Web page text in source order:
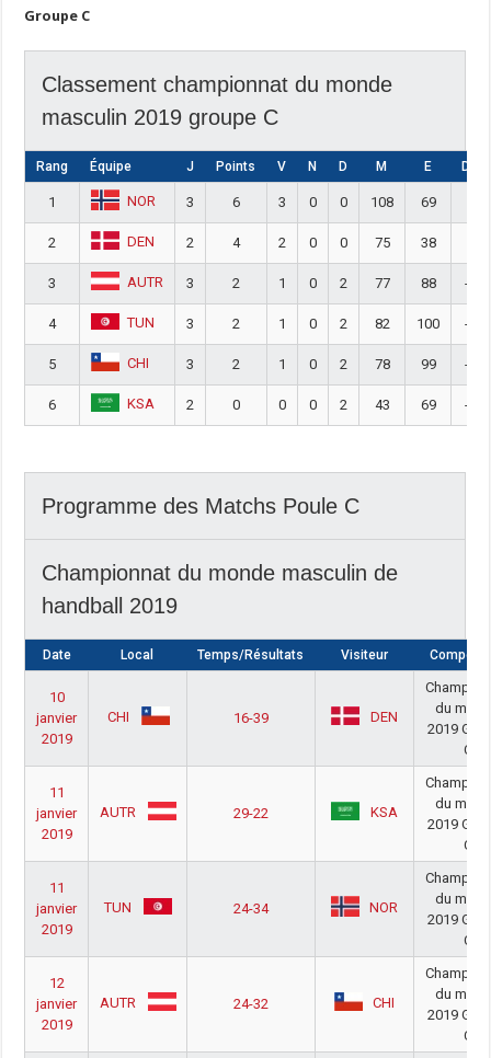
Groupe C
Classement championnat du monde
masculin 2019 groupe C
Rang Équipe J Points V N D M E DIFF
1 NOR 3 6 3 0 0 108 69
2 DEN 2 4 2 0 0 75 38
3 AUTR 3 2 1 0 2 77 88 -11
4 TUN 3 2 1 0 2 82 100 -18
5 CHI 3 2 1 0 2 78 99 -21
6 KSA 2 0 0 0 2 43 69 -26
Programme des Matchs Poule C
Championnat du monde masculin de
handball 2019
Date Local Temps/Résultats Visiteur
10
janvier
2019
CHI 16-39 DEN
du
2019
C
11
janvier
2019
AUTR 29-22 KSA
du
2019
C
11
janvier
2019
TUN 24-34 NOR
du
2019
C
12
janvier
2019
AUTR 24-32 CHI
du
2019
C